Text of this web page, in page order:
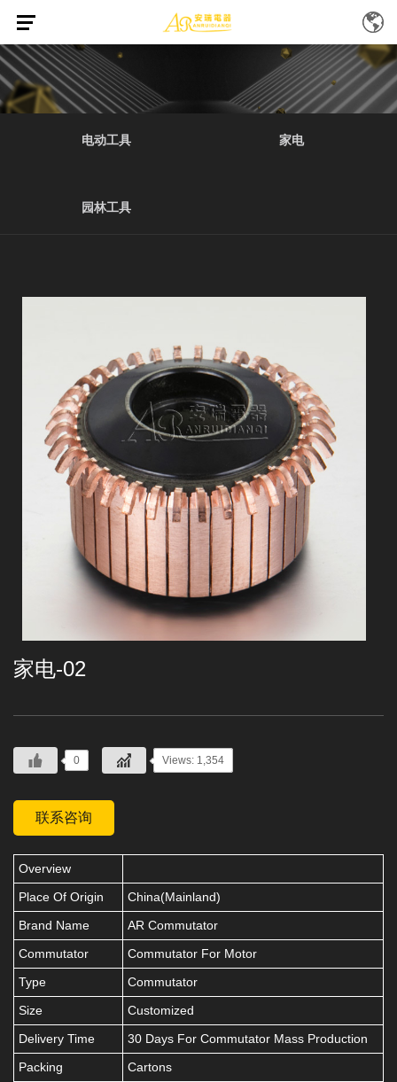
产品中心/家电-02
电动工具 家电
园林工具
家电-02
0 Views: 1,354
联系咨询
Overview
Place Of Origin
China(Mainland)
Brand Name
AR Commutator
Commutator
Commutator For Motor
Type
Commutator
Size
Customized
Delivery Time
30 Days For Commutator Mass Production
Packing
Cartons